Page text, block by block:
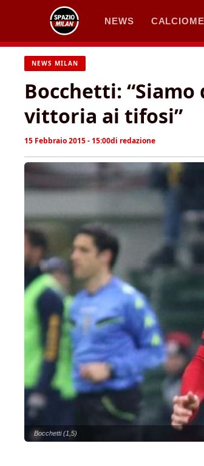
contenuto
NEWS
NEWS MILAN
Bocchetti:
vittoria ai tifosi”
15 Febbraio 2015 - 15:00di redazione
Bocchetti (1,5)